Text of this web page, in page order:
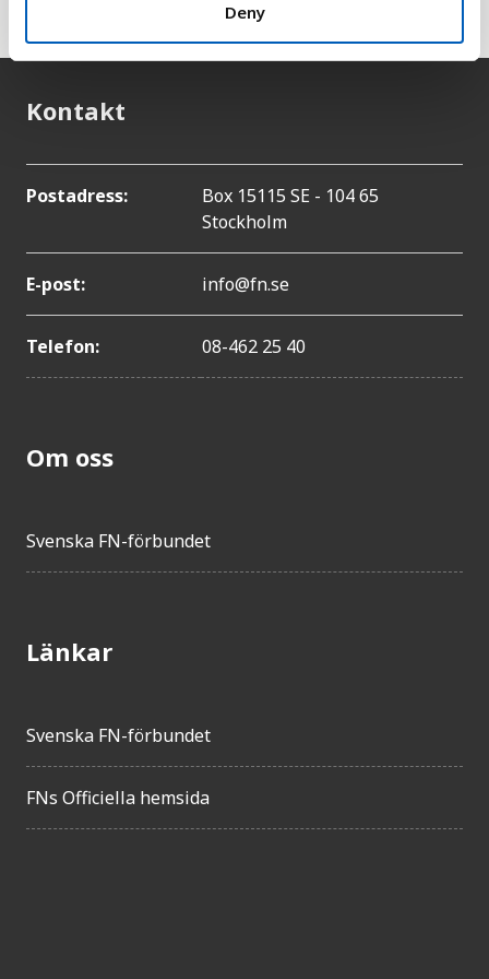
Deny
Kontakt
Postadress:
Box 15115 SE - 104 65
Stockholm
E-post: info@fn.se
Telefon: 08-462 25 40
Om oss
Svenska FN-förbundet
Länkar
Svenska FN-förbundet
FNs Officiella hemsida